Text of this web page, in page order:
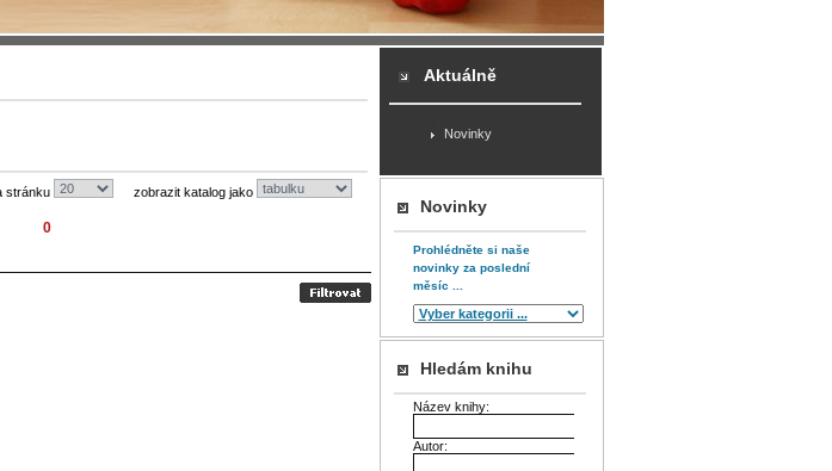
stránku zobrazit katalog jako
0
Aktuálně
Novinky
Novinky
Prohlédněte si naše
novinky za poslední
měsíc ...
Hledám knihu
Název knihy:
Autor: